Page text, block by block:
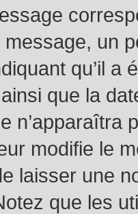
un
qu’il a
que la
n’apparaîtra
modifie le
laisser une
que les